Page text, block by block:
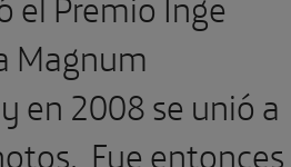
Magnum
en 2008 se unió a
Fue entonces